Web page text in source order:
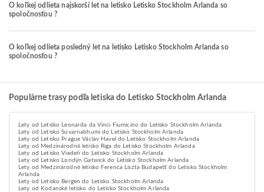
O koľkej odlieta najskorší let na letisko Letisko Stockholm Arlanda so
spoločnosťou ?
O koľkej odlieta posledný let na letisko Letisko Stockholm Arlanda so
spoločnosťou ?
Populárne trasy podľa letiska do Letisko Stockholm Arlanda
Lety od Letisko Leonarda da Vinci Fiumicino do Letisko Stockholm Arlanda
Lety od Letisko Suvarnabhumi do Letisko Stockholm Arlanda
Lety od Letisko Prague Václav Havel do Letisko Stockholm Arlanda
Lety od Medzinárodné letisko Riga do Letisko Stockholm Arlanda
Lety od Letisko Viedeň do Letisko Stockholm Arlanda
Lety od Letisko Londýn Gatwick do Letisko Stockholm Arlanda
Lety od Medzinárodné letisko Ferenca Liszta Budapešť do Letisko Stockholm
Arlanda
Lety od Letisko Bergen do Letisko Stockholm Arlanda
Lety od Kodanské letisko do Letisko Stockholm Arlanda